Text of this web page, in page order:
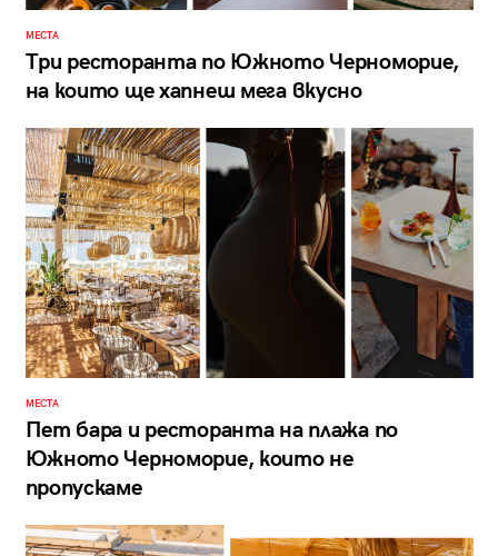
МЕСТА
Три ресторанта по Южното Черноморие,
на които ще хапнеш мега вкусно
МЕСТА
Пет бара и ресторанта на плажа по
Южното Черноморие, които не
пропускаме